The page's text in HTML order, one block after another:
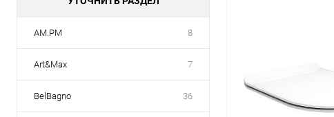
AM.PM 8
Art&Max 7
BelBagno 36